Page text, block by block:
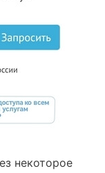
некоторое